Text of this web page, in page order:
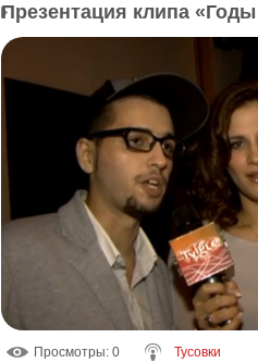
Презентация клипа
Просмотры: 0 Тусовки